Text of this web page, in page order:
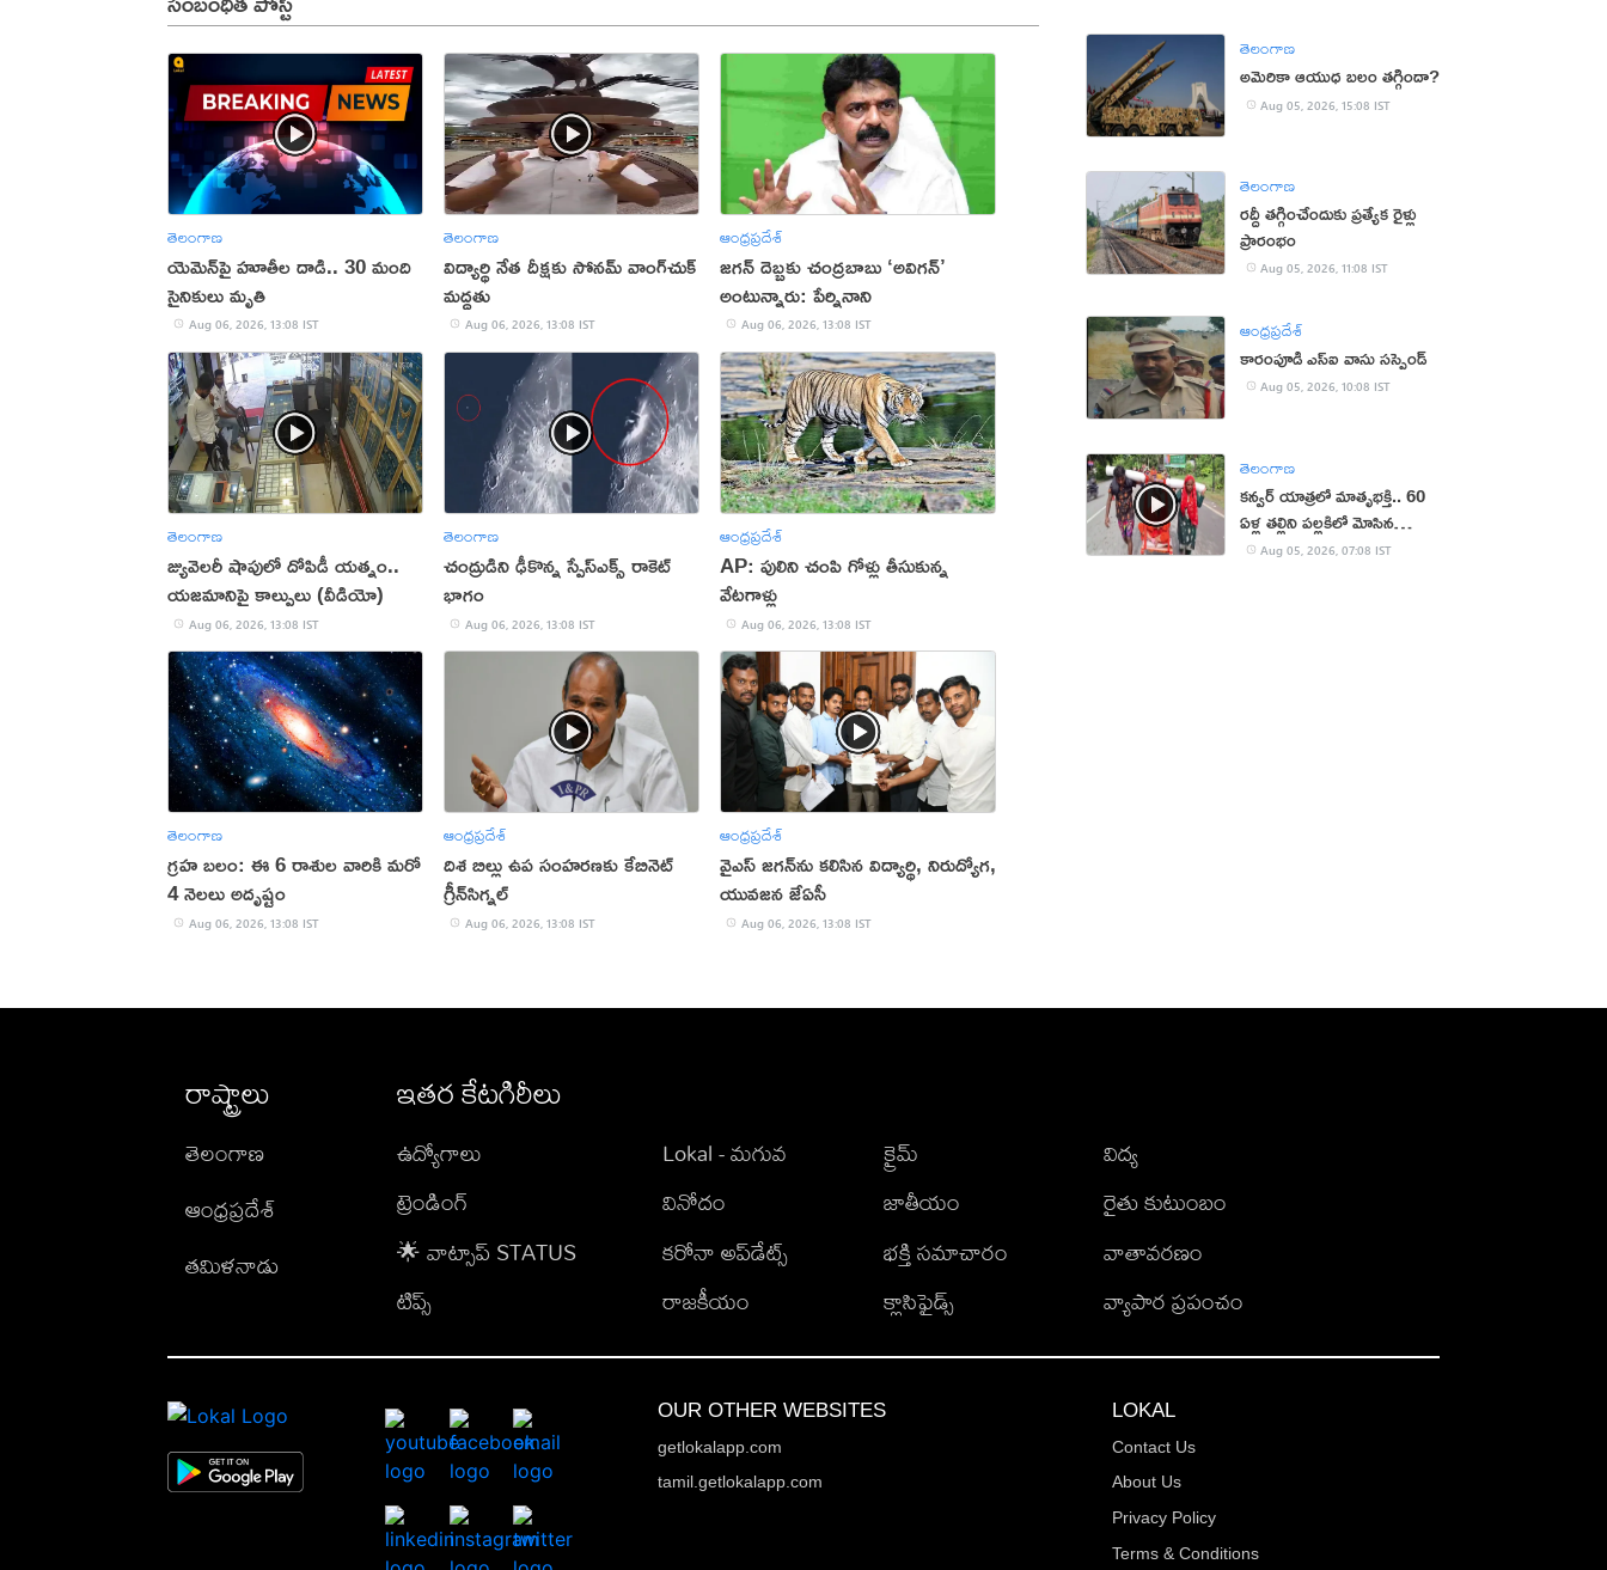
తెలంగాణ
యెమెన్‌పై హూతీల దాడి.. 30 మంది
సైనికులు మృతి
Aug 06, 2026, 13:08 IST
తెలంగాణ
విద్యార్థి నేత దీక్షకు సోనమ్ వాంగ్‌చుక్
మద్దతు
Aug 06, 2026, 13:08 IST
ఆంధ్రప్రదేశ్
జగన్ దెబ్బకు చంద్రబాబు ‘అవిగన్’
అంటున్నారు: పేర్నినాని
Aug 06, 2026, 13:08 IST
తెలంగాణ
జ్యువెలరీ షాపులో దోపిడీ యత్నం..
యజమానిపై కాల్పులు (వీడియో)
Aug 06, 2026, 13:08 IST
తెలంగాణ
చంద్రుడిని ఢీకొన్న స్పేస్‌ఎక్స్ రాకెట్
భాగం
Aug 06, 2026, 13:08 IST
ఆంధ్రప్రదేశ్
AP: పులిని చంపి గోళ్లు తీసుకున్న
వేటగాళ్లు
Aug 06, 2026, 13:08 IST
తెలంగాణ
గ్రహ బలం: ఈ 6 రాశుల వారికి మరో
4 నెలలు అదృష్టం
Aug 06, 2026, 13:08 IST
ఆంధ్రప్రదేశ్
దిశ బిల్లు ఉప సంహ‌ర‌ణ‌కు కేబినెట్
గ్రీన్‌సిగ్న‌ల్‌
Aug 06, 2026, 13:08 IST
ఆంధ్రప్రదేశ్
వైఎస్‌ జగన్‌ను కలిసిన విద్యార్థి, నిరుద్యోగ,
యువజన జేఏసీ
Aug 06, 2026, 13:08 IST
తెలంగాణ
అమెరికా ఆయుధ బలం తగ్గిందా?
Aug 05, 2026, 15:08 IST
తెలంగాణ
రద్దీ తగ్గించేందుకు ప్రత్యేక రైళ్లు
ప్రారంభం
Aug 05, 2026, 11:08 IST
ఆంధ్రప్రదేశ్
కారంపూడి ఎస్ఐ వాసు స‌స్పెండ్‌
Aug 05, 2026, 10:08 IST
తెలంగాణ
కన్వర్ యాత్రలో మాతృభక్తి.. 60
ఏళ్ల తల్లిని పల్లకిలో మోసిన
కొడుకు, కోడలు!
Aug 05, 2026, 07:08 IST
రాష్ట్రాలు
తెలంగాణ
ఆంధ్రప్రదేశ్
తమిళనాడు
ఇతర కేటగిరీలు
ఉద్యోగాలు
ట్రెండింగ్
🌟 వాట్సాప్ STATUS
టిప్స్
Lokal - మగువ
వినోదం
కరోనా అప్‌డేట్స్
రాజకీయం
క్రైమ్
జాతీయం
భక్తి సమాచారం
క్లాసిఫైడ్స్
విద్య
రైతు కుటుంబం
వాతావరణం
వ్యాపార ప్రపంచం
OUR OTHER WEBSITES
getlokalapp.com
tamil.getlokalapp.com
LOKAL
Contact Us
About Us
Privacy Policy
Terms & Conditions